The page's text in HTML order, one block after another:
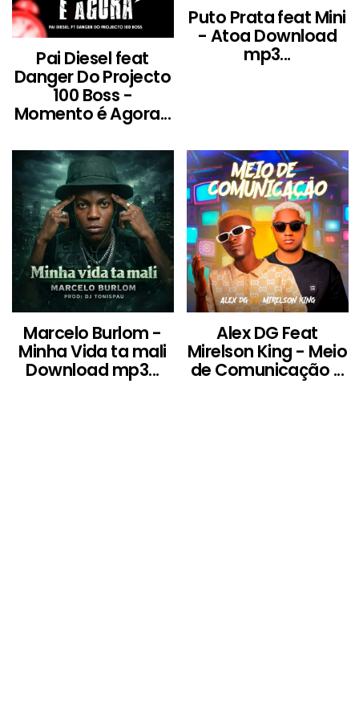
Pai Diesel feat
Danger Do Projecto
100 Boss -
Momento é Agora...
Puto Prata feat Mini
- Atoa Download
mp3...
Marcelo Burlom -
Minha Vida ta mali
Download mp3...
Alex DG Feat
Mirelson King - Meio
de Comunicação ...